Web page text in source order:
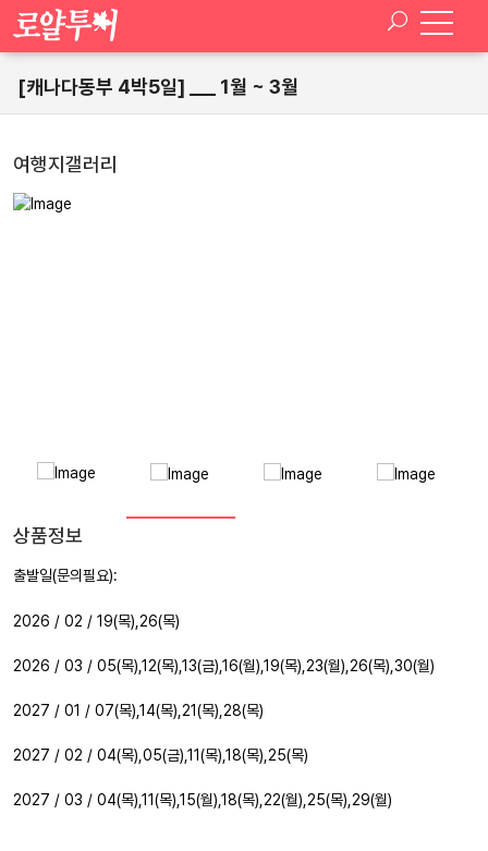
[캐나다동부 4박5일] ___ 1월 ~ 3월
여행지갤러리
상품정보
출발일(문의필요):
2026 / 02 / 19(목),26(목)
2026 / 03 / 05(목),12(목),13(금),16(월),19(목),23(월),26(목),30(월)
2027 / 01 / 07(목),14(목),21(목),28(목)
2027 / 02 / 04(목),05(금),11(목),18(목),25(목)
2027 / 03 / 04(목),11(목),15(월),18(목),22(월),25(목),29(월)